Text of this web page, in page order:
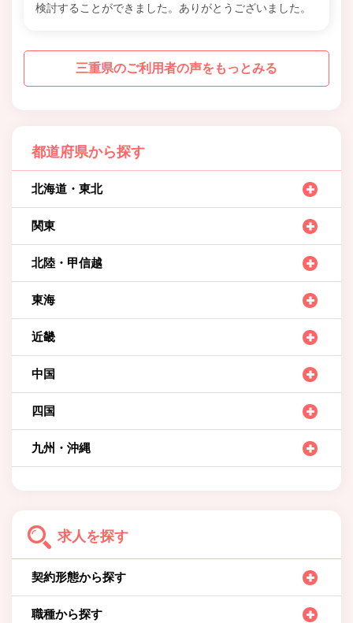
検討することができました。ありがとうございました。
三重県のご利用者の声をもっとみる
都道府県から探す
北海道・東北
関東
北陸・甲信越
東海
近畿
中国
四国
九州・沖縄
求人を探す
契約形態から探す
職種から探す